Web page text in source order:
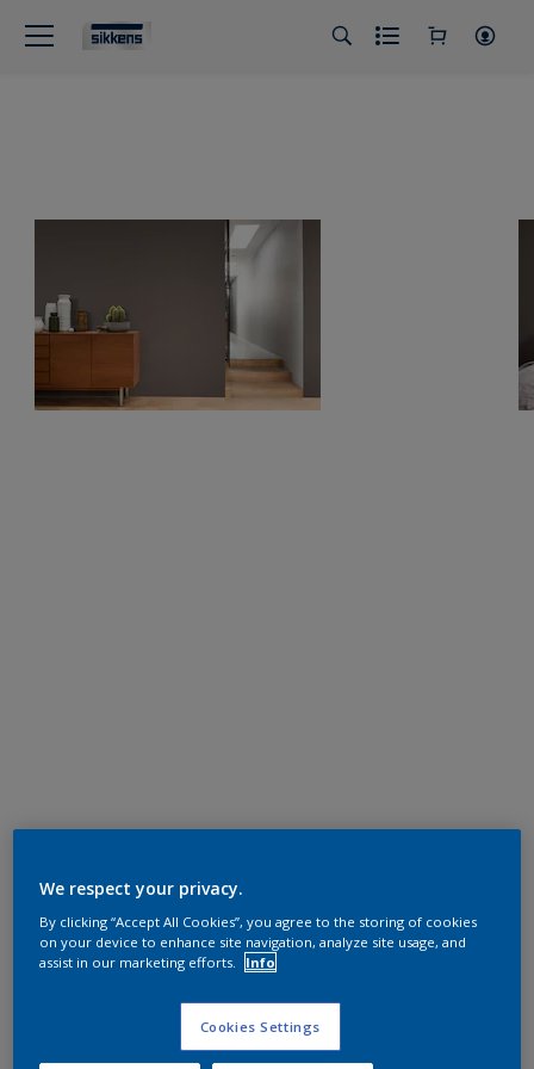
We respect your privacy.
By clicking “Accept All Cookies”, you agree to the storing of cookies
on your device to enhance site navigation, analyze site usage, and
assist in our marketing efforts.
Info
Cookies Settings